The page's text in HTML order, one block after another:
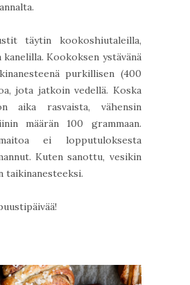
täytin kookoshiutaleilla,
Kookoksen ystävänä
purkillisen (400
jota jatkoin vedellä. Koska
aika rasvaista, vähensin
määrän 100 grammaan.
ei lopputuloksesta
Kuten sanottu, vesikin
taikinanesteeksi.